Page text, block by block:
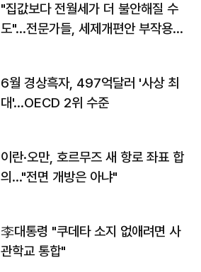
"집값보다 전월세가 더 불안해질 수
도"…전문가들, 세제개편안 부작용
6월 경상흑자, 497억달러 '사상 최
대'…OECD 2위 수준
이란·오만, 호르무즈 새 항로 좌표 합
의…"전면 개방은 아냐"
李대통령 "쿠데타 소지 없애려면 사
관학교 통합"